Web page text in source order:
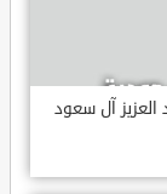
العزيز آل سعود